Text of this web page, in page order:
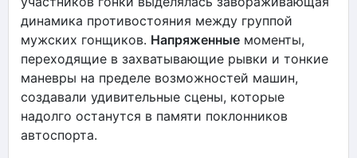
динамика противостояния между группой
мужских гонщиков. Напряженные моменты,
переходящие в захватывающие рывки и тонкие
маневры на пределе возможностей машин,
создавали удивительные сцены, которые
надолго останутся в памяти поклонников
автоспорта.